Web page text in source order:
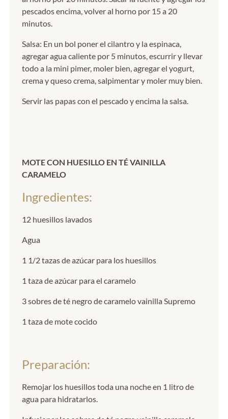
pescados encima, volver al horno por 15 a 20
minutos.
Salsa: En un bol poner el cilantro y la espinaca,
agregar agua caliente por 5 minutos, escurrir y llevar
todo a la mini pimer, moler bien, agregar el yogurt,
crema y queso crema, salpimentar y moler muy bien.
Servir las papas con el pescado y encima la salsa.
MOTE CON HUESILLO EN TÉ VAINILLA
CARAMELO
Ingredientes:
12 huesillos lavados
Agua
1 1/2 tazas de azúcar para los huesillos
1 taza de azúcar para el caramelo
3 sobres de té negro de caramelo vainilla Supremo
1 taza de mote cocido
Preparación:
Remojar los huesillos toda una noche en 1 litro de
agua para hidratarlos.